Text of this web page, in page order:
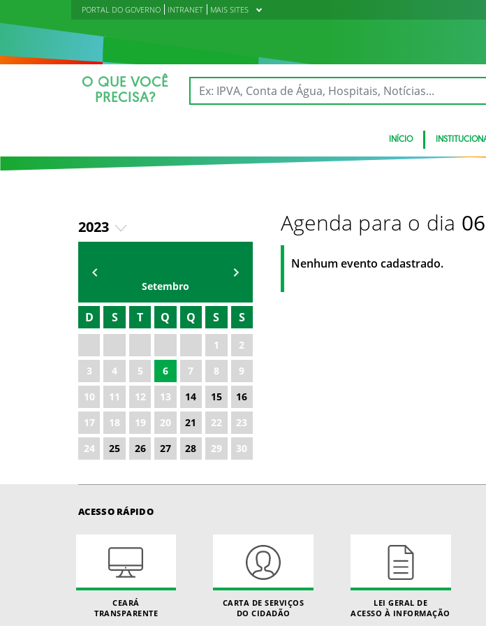
PORTAL DO GOVERNO INTRANET MAIS SITES
O QUE VOCÊ
PRECISA?
INÍCIO
2023
2019
2020
2021
2022
2024
2025
2026
Setembro
D S T Q Q S S
1
2
3
4 5 6 7 8
9
10
11 12 13 14 15
16
17
18 19 20 21 22
23
24
25 26 27 28 29 30
Agenda para o dia
Nenhum evento cadastrado.
ACESSO RÁPIDO
CEARÁ
TRANSPARENTE
CARTA DE SERVIÇOS
DO CIDADÃO
LEI GERAL DE
ACESSO À INFORMAÇÃO